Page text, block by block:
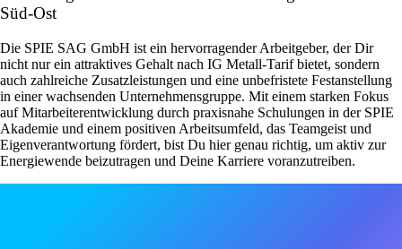
Süd-Ost
Die SPIE SAG GmbH ist ein hervorragender Arbeitgeber, der Dir
nicht nur ein attraktives Gehalt nach IG Metall-Tarif bietet, sondern
auch zahlreiche Zusatzleistungen und eine unbefristete Festanstellung
in einer wachsenden Unternehmensgruppe. Mit einem starken Fokus
auf Mitarbeiterentwicklung durch praxisnahe Schulungen in der SPIE
Akademie und einem positiven Arbeitsumfeld, das Teamgeist und
Eigenverantwortung fördert, bist Du hier genau richtig, um aktiv zur
Energiewende beizutragen und Deine Karriere voranzutreiben.